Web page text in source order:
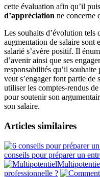
cette évaluation afin qu’il
d’appréciation ne concerne
Les souhaits d’évolution tels
augmentation de salaire sont
salarié s’avère positif. Il
d’avenir ainsi que ses
responsabilités qu’il
veut s’engager font partie de
utiliser les comptes-rendus de
pour soutenir son
son salaire.
Articles similaires
conseils pour préparer un
professionnelle ?